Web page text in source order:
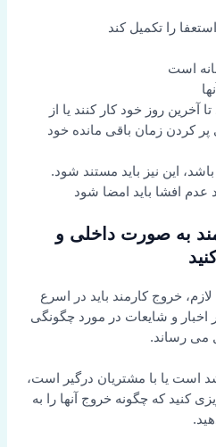
را تکمیل کند
است
آخرین روز خود کار کنند یا از
کردن زمان باقی مانده خود
این نیز باید مستند شود.
عدم افشا باید امضا شود
کارمند به صورت داخلی و
خروج کارمند باید در اسرع
اخبار و شایعات در مورد چگونگی
می رساند.
است یا با مشتریان درگیر است،
کنید که چگونه خروج آنها را به